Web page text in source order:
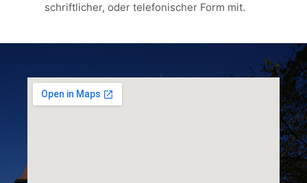
schriftlicher, oder telefonischer Form mit.